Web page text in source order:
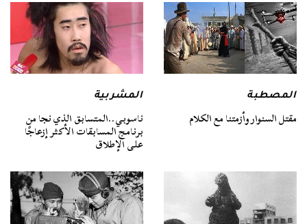
المصطبة
مقتل السنوار وأزمتنا مع الكلام
المشربية
ناسوبي..المتسابق الذي نجا من
برنامج المسابقات الأكثر إزعاجًا
على الإطلاق